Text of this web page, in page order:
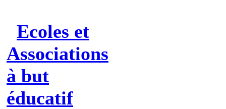
Ecoles et
Associations
à but
éducatif